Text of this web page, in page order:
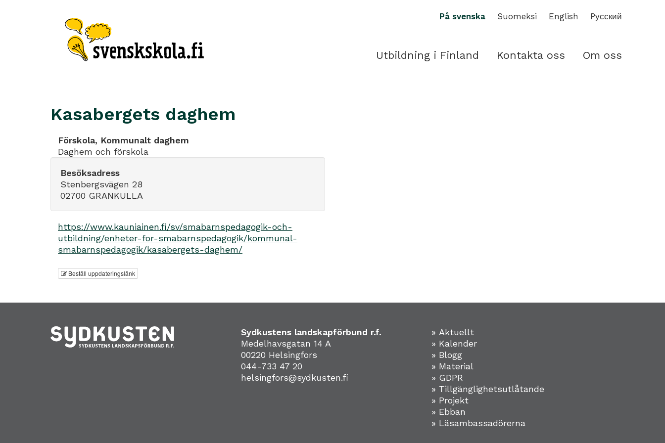
På svenska Suomeksi English Pусский
Utbildning i Finland Kontakta oss Om oss
Kasabergets daghem
Förskola, Kommunalt daghem
Daghem och förskola
Besöksadress
Stenbergsvägen 28
02700 GRANKULLA
https://www.kauniainen.fi/sv/smabarnspedagogik-och-
utbildning/enheter-for-smabarnspedagogik/kommunal-
smabarnspedagogik/kasabergets-daghem/
Beställ uppdateringslänk
Sydkustens landskapförbund r.f.
Medelhavsgatan 14 A
00220 Helsingfors
044-733 47 20
helsingfors@sydkusten.fi
» Aktuellt
» Kalender
» Blogg
» Material
» GDPR
» Tillgänglighetsutlåtande
» Projekt
» Ebban
» Läsambassadörerna